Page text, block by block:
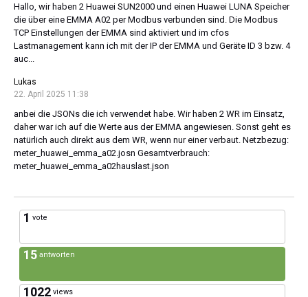
Hallo, wir haben 2 Huawei SUN2000 und einen Huawei LUNA Speicher
die über eine EMMA A02 per Modbus verbunden sind. Die Modbus
TCP Einstellungen der EMMA sind aktiviert und im cfos
Lastmanagement kann ich mit der IP der EMMA und Geräte ID 3 bzw. 4
auc...
Lukas
22. April 2025 11:38
anbei die JSONs die ich verwendet habe. Wir haben 2 WR im Einsatz,
daher war ich auf die Werte aus der EMMA angewiesen. Sonst geht es
natürlich auch direkt aus dem WR, wenn nur einer verbaut. Netzbezug:
meter_huawei_emma_a02.josn Gesamtverbrauch:
meter_huawei_emma_a02hauslast.json
1 vote
15 antworten
1022 views